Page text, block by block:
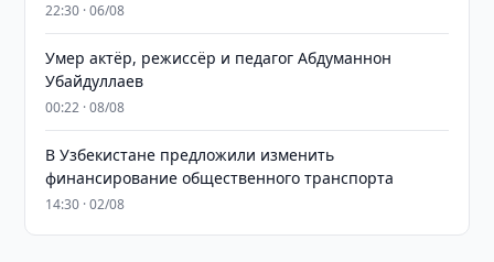
22:30 · 06/08
Умер актёр, режиссёр и педагог Абдуманнон
Убайдуллаев
00:22 · 08/08
В Узбекистане предложили изменить
финансирование общественного транспорта
14:30 · 02/08